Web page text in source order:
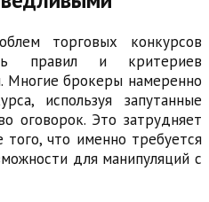
торговых конкурсов
правил и критериев
Многие брокеры намеренно
используя запутанные
оговорок. Это затрудняет
того, что именно требуется
для манипуляций с